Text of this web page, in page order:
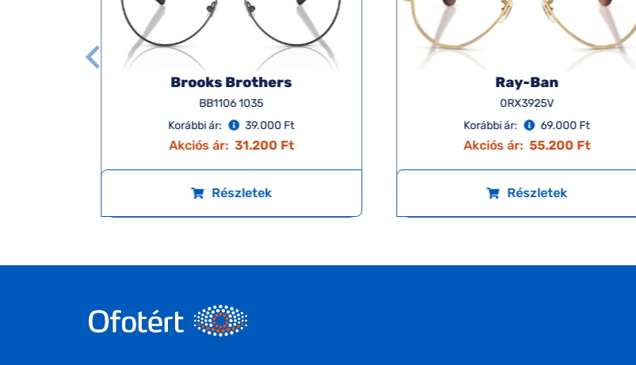
Brooks Brothers
BB1106 1035
Korábbi ár:
39.000 Ft
Akciós ár: 31.200 Ft
Részletek
Ray-Ban
0RX3925V
Korábbi ár:
69.000 Ft
Akciós ár: 55.200 Ft
Részletek